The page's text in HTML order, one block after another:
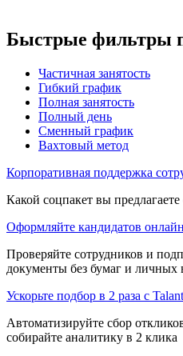
Быстрые фильтры
Частичная занятость
Гибкий график
Полная занятость
Полный день
Сменный график
Вахтовый метод
Корпоративная поддержка
Какой соцпакет вы
Оформляйте кандидатов онлайн
Проверяйте сотрудников и
документы без бумаг и личных
Ускорьте подбор в 2 раза с
Автоматизируйте сбор
собирайте аналитику в 2 клика